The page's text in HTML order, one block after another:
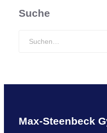
Suche
c
Max-Steenbeck